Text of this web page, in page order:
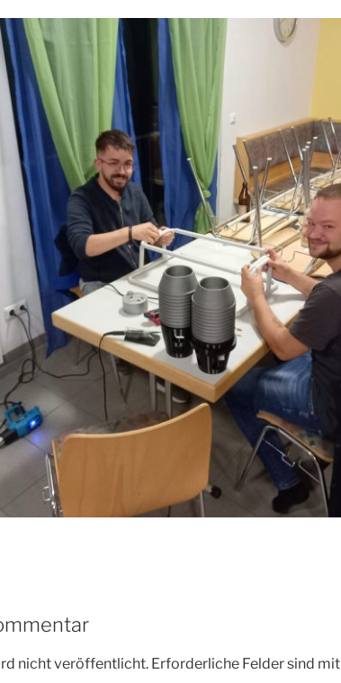
nicht veröffentlicht. Erforderliche Felder sind mit